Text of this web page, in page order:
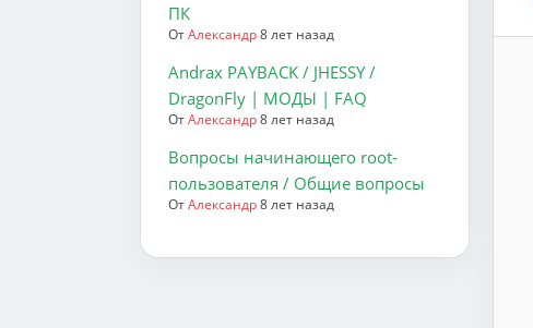
ПК
ОтАлександр8 лет назад
Andrax PAYBACK / JHESSY /
DragonFly | МОДЫ | FAQ
ОтАлександр8 лет назад
Вопросы начинающего root-
пользователя / Общие вопросы
ОтАлександр8 лет назад